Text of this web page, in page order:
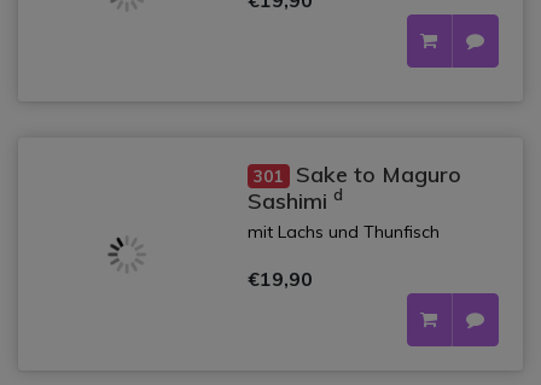
301 Sake to Maguro
Sashimi d
mit Lachs und Thunfisch
€19,90